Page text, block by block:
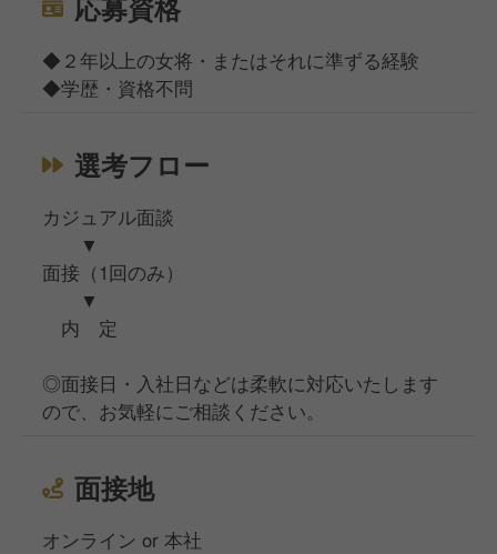
応募資格
◆２年以上の女将・またはそれに準ずる経験
◆学歴・資格不問
選考フロー
カジュアル面談
▼
面接（1回のみ）
▼
内 定
◎面接日・入社日などは柔軟に対応いたします
ので、お気軽にご相談ください。
面接地
オンライン or 本社